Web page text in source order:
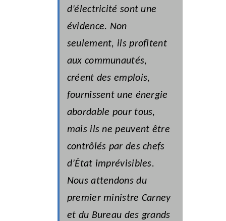
d’électricité sont une
évidence. Non
seulement, ils profitent
aux communautés,
créent des emplois,
fournissent une énergie
abordable pour tous,
mais ils ne peuvent être
contrôlés par des chefs
d’État imprévisibles.
Nous attendons du
premier ministre Carney
et du Bureau des grands